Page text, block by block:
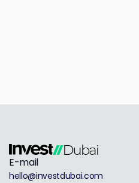
E-mail
hello@investdubai.com